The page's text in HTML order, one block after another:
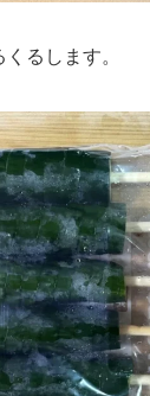
るします。